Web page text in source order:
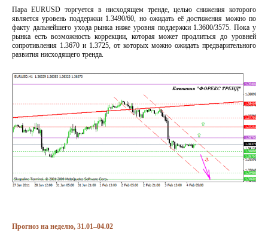
Пара EURUSD торгуется в нисходящем тренде, целью снижения которого
является уровень поддержки 1.3490/60, но ожидать её достижения можно по
факту дальнейшего ухода рынка ниже уровня поддержки 1.3600/3575. Пока у
рынка есть возможность коррекции, которая может продлиться до уровней
сопротивления 1.3670 и 1.3725, от которых можно ожидать предварительного
развития нисходящего тренда.
Прогноз на неделю, 31.01–04.02